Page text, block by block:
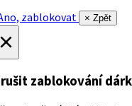
zablokovat
× Zpět
zablokování